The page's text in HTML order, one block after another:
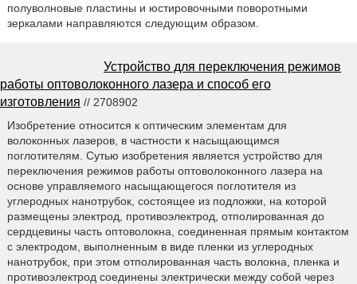
полуволновые пластины и юстировочными поворотными
зеркалами направляются следующим образом.
Устройство для переключения режимов
работы оптоволоконного лазера и способ его
изготовления // 2708902
Изобретение относится к оптическим элементам для
волоконных лазеров, в частности к насыщающимся
поглотителям. Сутью изобретения является устройство для
переключения режимов работы оптоволоконного лазера на
основе управляемого насыщающегося поглотителя из
углеродных нанотрубок, состоящее из подложки, на которой
размещены электрод, противоэлектрод, отполированная до
сердцевины часть оптоволокна, соединенная прямым контактом
с электродом, выполненным в виде пленки из углеродных
нанотрубок, при этом отполированная часть волокна, пленка и
противоэлектрод соединены электрически между собой через